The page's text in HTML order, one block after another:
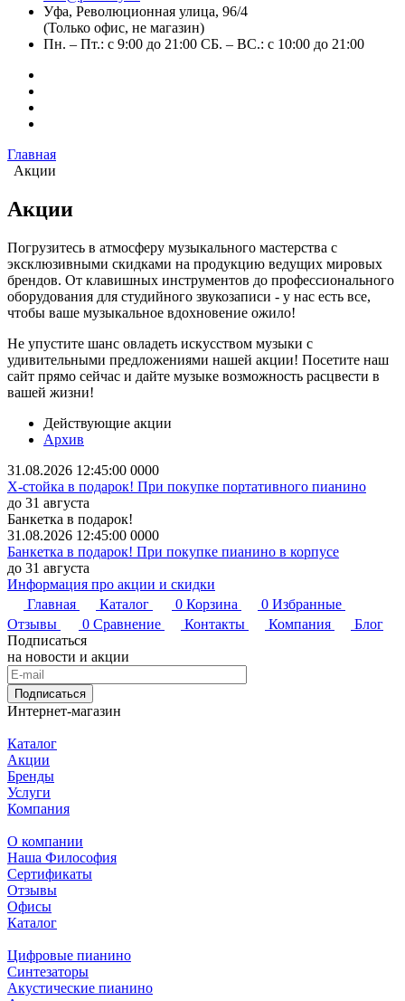
Уфа, Революционная улица, 96/4
(Только офис, не магазин)
Пн. – Пт.: с 9:00 до 21:00 СБ. – ВС.: с 10:00 до 21:00
Главная
Акции
Акции
Погрузитесь в атмосферу музыкального мастерства с
эксклюзивными скидками на продукцию ведущих мировых
брендов. От клавишных инструментов до профессионального
оборудования для студийного звукозаписи - у нас есть все,
чтобы ваше музыкальное вдохновение ожило!
Не упустите шанс овладеть искусством музыки с
удивительными предложениями нашей акции! Посетите наш
сайт прямо сейчас и дайте музыке возможность расцвести в
вашей жизни!
Действующие акции
Архив
31.08.2026 12:45:00 0000
X-стойка в подарок! При покупке портативного пианино
до 31 августа
Банкетка в подарок!
31.08.2026 12:45:00 0000
Банкетка в подарок! При покупке пианино в корпусе
до 31 августа
Информация про акции и скидки
Главная
Каталог 0 Корзина 0 Избранные
Отзывы
0 Сравнение Контакты Компания
Блог
Подписаться
на новости и акции
Подписаться
Интернет-магазин
Каталог
Акции
Бренды
Услуги
Компания
О компании
Наша Философия
Сертификаты
Отзывы
Офисы
Каталог
Цифровые пианино
Синтезаторы
Акустические пианино